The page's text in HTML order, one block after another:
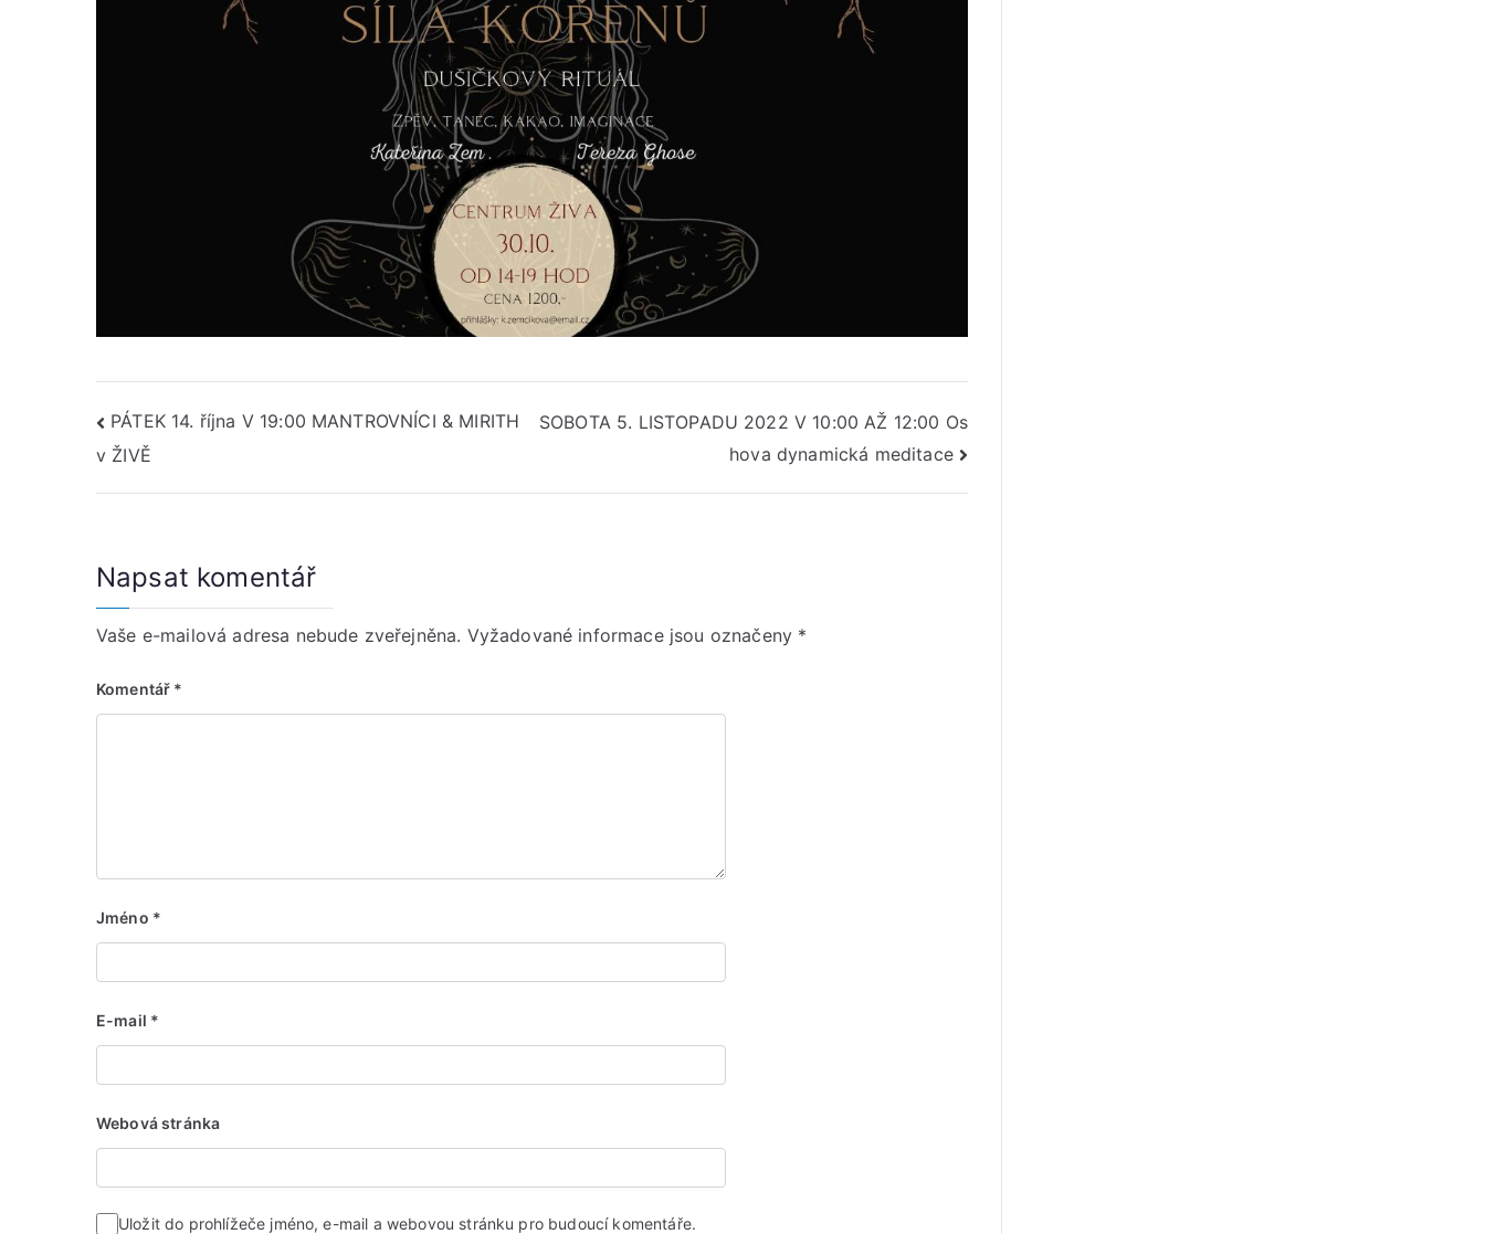
Navigace
pro
PÁTEK 14. října V 19:00 MANTROVNÍCI & MIRITH
v ŽIVĚ
SOBOTA 5. LISTOPADU 2022 V 10:00 AŽ 12:00 Os
hova dynamická meditace
Napsat komentář
Vaše e-mailová adresa nebude zveřejněna. Vyžadované informace jsou označeny *
Komentář *
Jméno *
E-mail *
Webová stránka
Uložit do prohlížeče jméno, e-mail a webovou stránku pro budoucí komentáře.